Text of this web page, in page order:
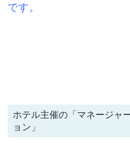
です。
ホテル主催の「マネージャ
ョン」